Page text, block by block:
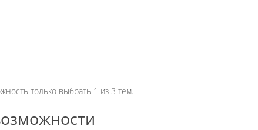
только выбрать 1 из 3 тем.